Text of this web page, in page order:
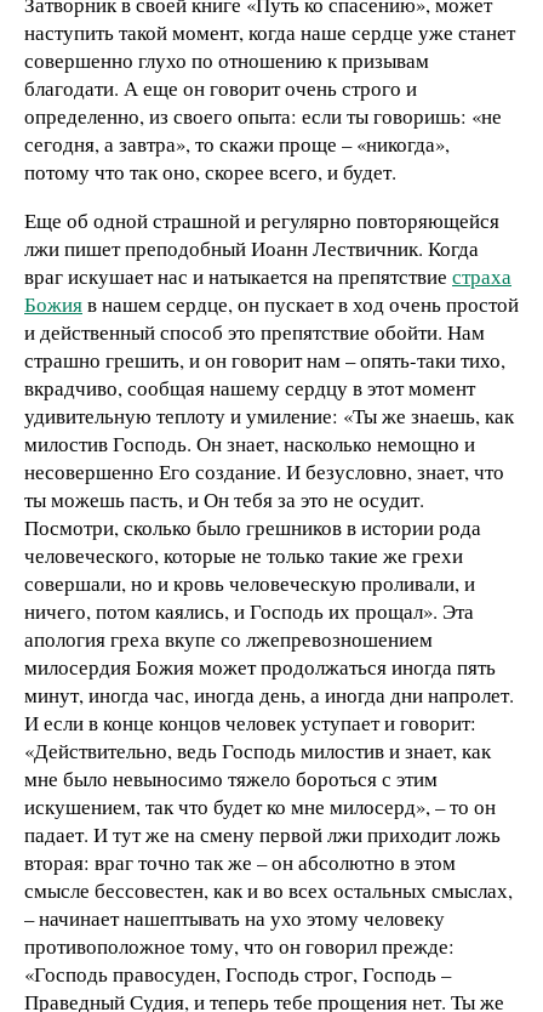
наступить такой момент, когда наше сердце уже станет
совершенно глухо по отношению к призывам
благодати. А еще он говорит очень строго и
определенно, из своего опыта: если ты говоришь: «не
сегодня, а завтра», то скажи проще – «никогда»,
потому что так оно, скорее всего, и будет.
Еще об одной страшной и регулярно повторяющейся
лжи пишет преподобный Иоанн Лествичник. Когда
враг искушает нас и натыкается на препятствие страха
Божияв нашем сердце, он пускает в ход очень простой
и действенный способ это препятствие обойти. Нам
страшно грешить, и он говорит нам – опять-таки тихо,
вкрадчиво, сообщая нашему сердцу в этот момент
удивительную теплоту и умиление: «Ты же знаешь, как
милостив Господь. Он знает, насколько немощно и
несовершенно Его создание. И безусловно, знает, что
ты можешь пасть, и Он тебя за это не осудит.
Посмотри, сколько было грешников в истории рода
человеческого, которые не только такие же грехи
совершали, но и кровь человеческую проливали, и
ничего, потом каялись, и Господь их прощал». Эта
апология греха вкупе со лжепревозношением
милосердия Божия может продолжаться иногда пять
минут, иногда час, иногда день, а иногда дни напролет.
И если в конце концов человек уступает и говорит:
«Действительно, ведь Господь милостив и знает, как
мне было невыносимо тяжело бороться с этим
искушением, так что будет ко мне милосерд», – то он
падает. И тут же на смену первой лжи приходит ложь
вторая: враг точно так же – он абсолютно в этом
смысле бессовестен, как и во всех остальных смыслах,
– начинает нашептывать на ухо этому человеку
противоположное тому, что он говорил прежде:
«Господь правосуден, Господь строг, Господь –
Праведный Судия, и теперь тебе прощения нет. Ты же